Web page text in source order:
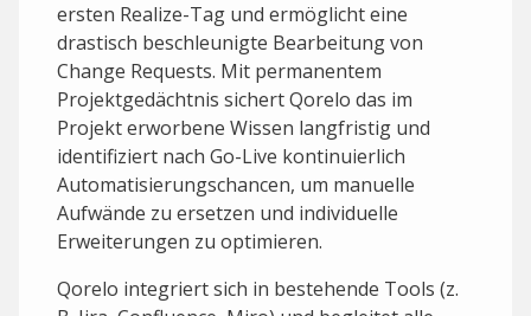
ersten Realize-Tag und ermöglicht eine
drastisch beschleunigte Bearbeitung von
Change Requests. Mit permanentem
Projektgedächtnis sichert Qorelo das im
Projekt erworbene Wissen langfristig und
identifiziert nach Go-Live kontinuierlich
Automatisierungschancen, um manuelle
Aufwände zu ersetzen und individuelle
Erweiterungen zu optimieren.
Qorelo integriert sich in bestehende Tools (z.